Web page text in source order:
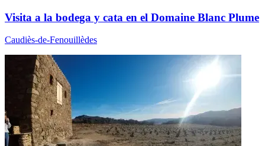
Visita a la bodega y cata en el Domaine Blanc Plume
Caudiès-de-Fenouillèdes